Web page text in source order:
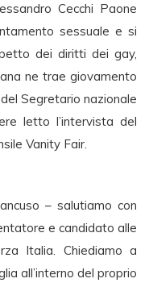
Cecchi Paone
sessuale e si
dei diritti dei gay,
ne trae giovamento
Segretario nazionale
letto l’intervista del
Vanity Fair.
– salutiamo con
e candidato alle
Italia. Chiediamo a
all’interno del proprio